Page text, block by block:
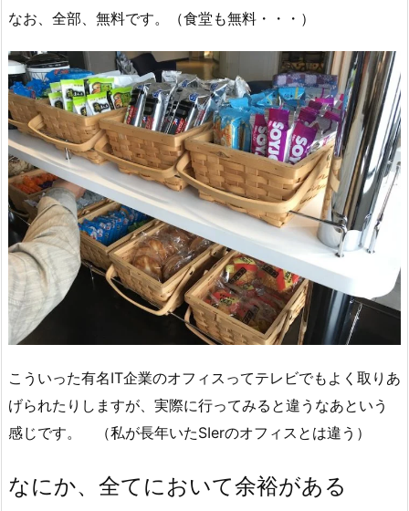
なお、全部、無料です。（食堂も無料・・・）
こういった有名IT企業のオフィスってテレビでもよく取りあ
げられたりしますが、実際に行ってみると違うなあという
感じです。 （私が長年いたSIerのオフィスとは違う）
なにか、全てにおいて余裕がある